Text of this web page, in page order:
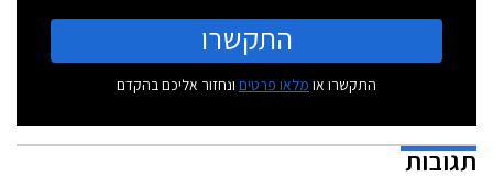
התקשרו
התקשרו או מלאו פרטים ונחזור אליכם בהקדם
תגובות